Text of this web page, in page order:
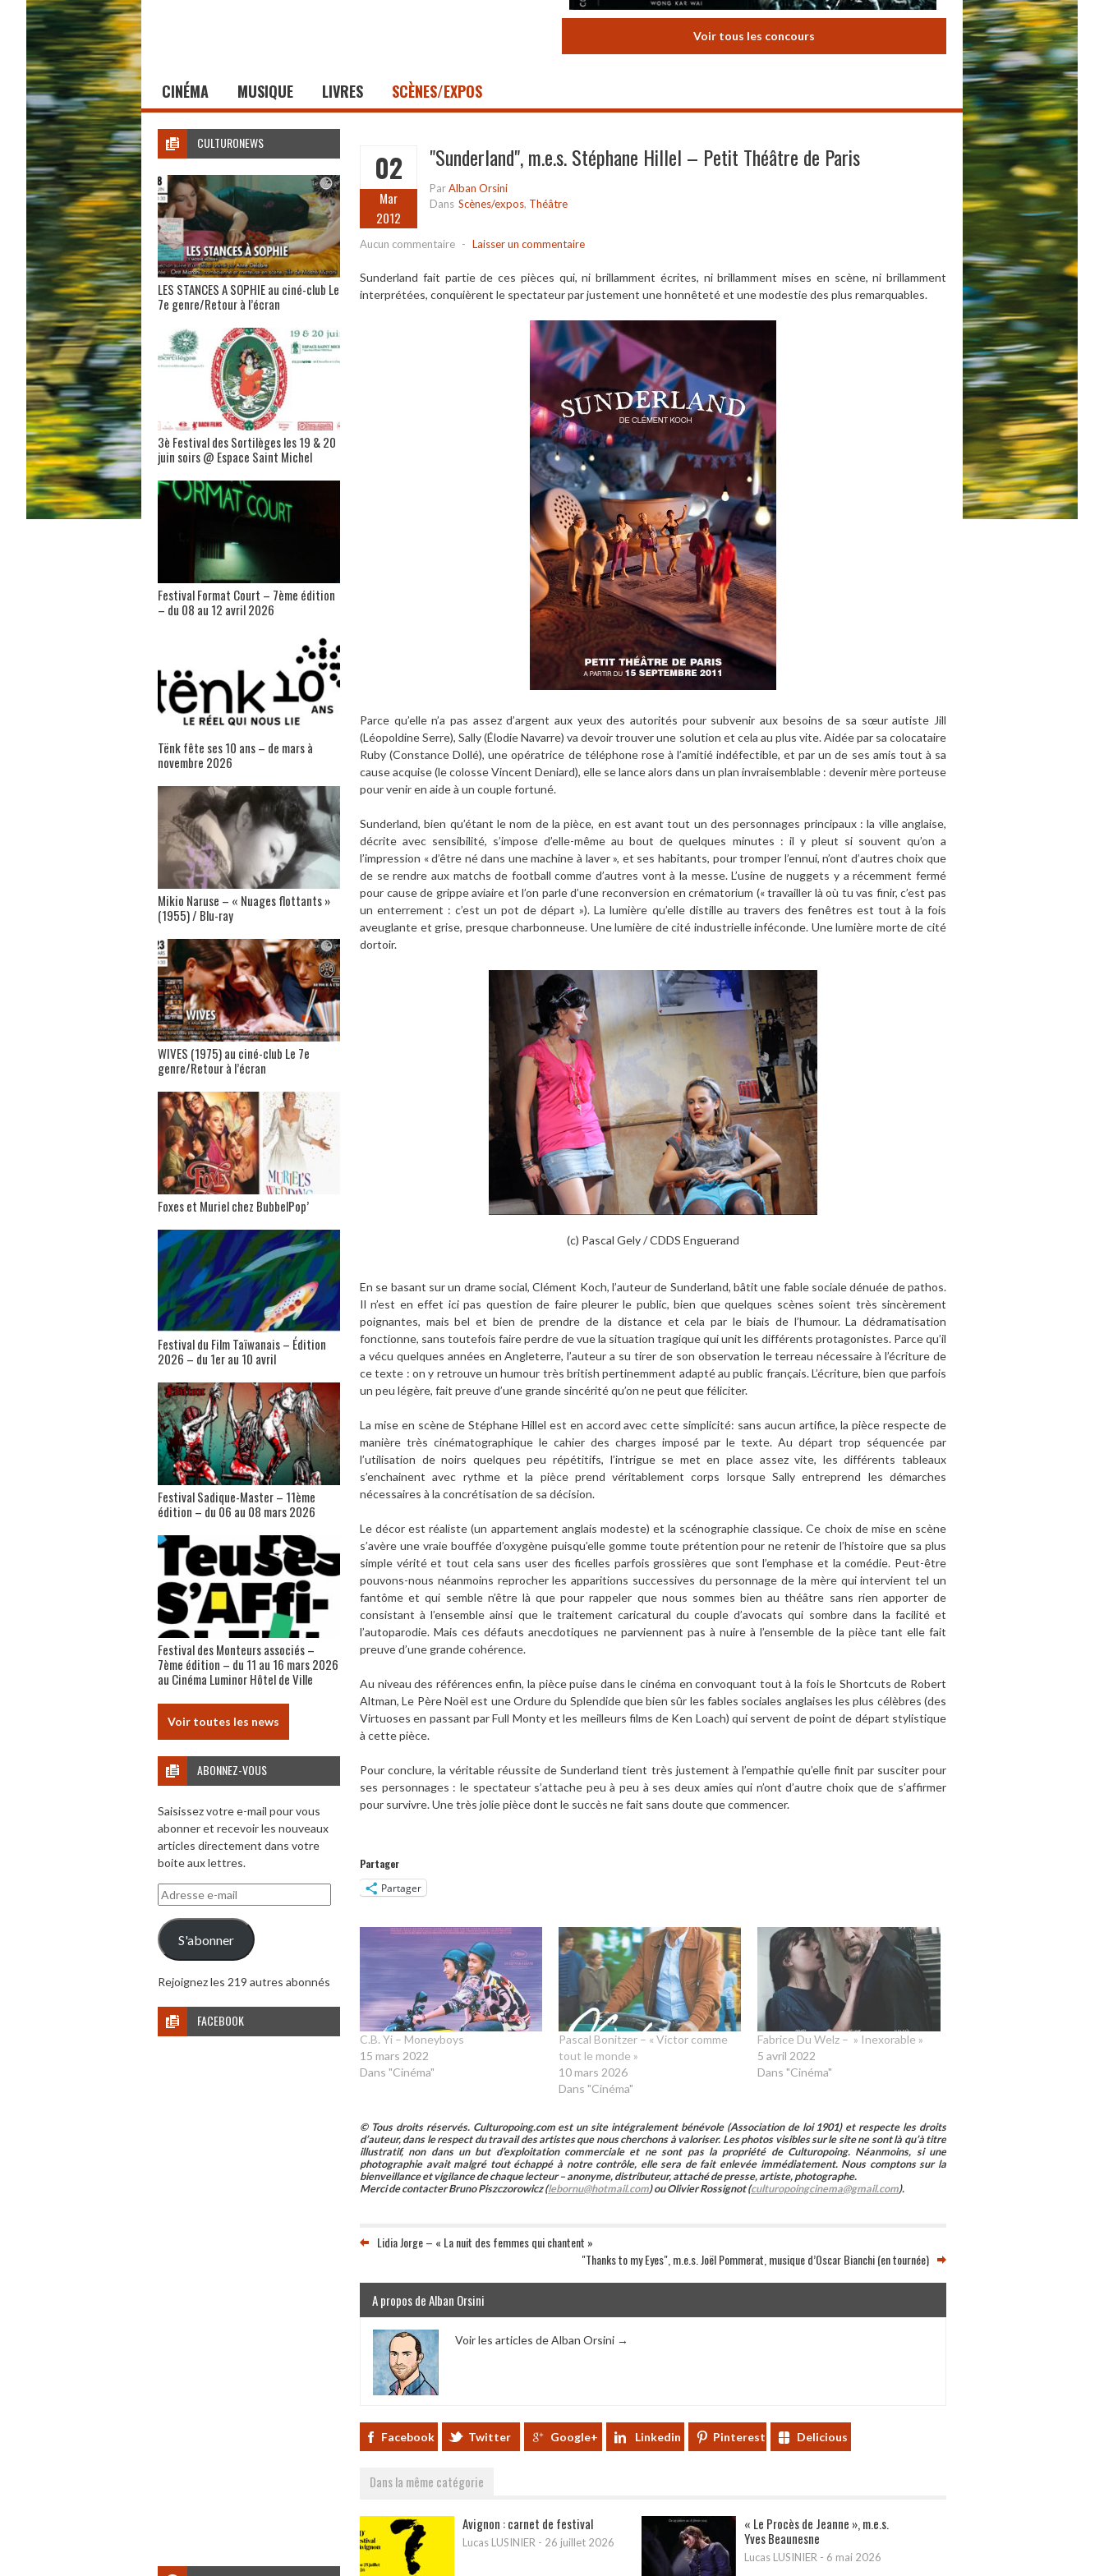
Voir tous les concours
CINÉMA MUSIQUE LIVRES SCÈNES/EXPOS
02
Mar
2012
"Sunderland", m.e.s. Stéphane Hillel – Petit Théâtre de Paris
ParAlban Orsini
Dans Scènes/expos, Théâtre
Aucun commentaire - Laisser un commentaire
Sunderland fait partie de ces pièces qui, ni brillamment écrites, ni brillamment mises en scène, ni brillamment
interprétées, conquièrent le spectateur par justement une honnêteté et une modestie des plus remarquables.
Parce qu’elle n’a pas assez d’argent aux yeux des autorités pour subvenir aux besoins de sa sœur autiste Jill
(Léopoldine Serre), Sally (Élodie Navarre) va devoir trouver une solution et cela au plus vite. Aidée par sa colocataire
Ruby (Constance Dollé), une opératrice de téléphone rose à l’amitié indéfectible, et par un de ses amis tout à sa
cause acquise (le colosseVincent Deniard), elle se lance alors dans un plan invraisemblable : devenir mère porteuse
pour venir en aide à un couple fortuné.
Sunderland, bien qu’étant le nom de la pièce, en est avant tout un des personnages principaux : la ville anglaise,
décrite avec sensibilité, s’impose d’elle-même au bout de quelques minutes : il y pleut si souvent qu’on a
l’impression « d’être né dans une machine à laver », et ses habitants, pour tromper l’ennui, n’ont d’autres choix que
de se rendre aux matchs de football comme d’autres vont à la messe. L’usine de nuggets y a récemment fermé
pour cause de grippe aviaire et l’on parle d’une reconversion en crématorium (« travailler là où tu vas finir, c’est pas
un enterrement : c’est un pot de départ »). La lumière qu’elle distille au travers des fenêtres est tout à la fois
aveuglante et grise, presque charbonneuse. Une lumière de cité industrielle inféconde. Une lumière morte de cité
dortoir.
(c) Pascal Gely / CDDS Enguerand
En se basant sur un drame social,Clément Koch, l’auteur de Sunderland, bâtit une fable sociale dénuée de pathos.
Il n’est en effet ici pas question de faire pleurer le public, bien que quelques scènes soient très sincèrement
poignantes, mais bel et bien de prendre de la distance et cela par le biais de l’humour. La dédramatisation
fonctionne, sans toutefois faire perdre de vue la situation tragique qui unit les différents protagonistes. Parce qu’il
a vécu quelques années en Angleterre, l’auteur a su tirer de son observation le terreau nécessaire à l’écriture de
ce texte : on y retrouve un humour très british pertinemment adapté au public français. L’écriture, bien que parfois
un peu légère, fait preuve d’une grande sincérité qu’on ne peut que féliciter.
La mise en scène deStéphane Hillel est en accord avec cette simplicité: sans aucun artifice, la pièce respecte de
manière très cinématographique le cahier des charges imposé par le texte. Au départ trop séquencée par
l’utilisation de noirs quelques peu répétitifs, l’intrigue se met en place assez vite, les différents tableaux
s’enchainent avec rythme et la pièce prend véritablement corps lorsque Sally entreprend les démarches
nécessaires à la concrétisation de sa décision.
Le décor est réaliste (un appartement anglais modeste) et la scénographie classique. Ce choix de mise en scène
s’avère une vraie bouffée d’oxygène puisqu’elle gomme toute prétention pour ne retenir de l’histoire que sa plus
simple vérité et tout cela sans user des ficelles parfois grossières que sont l’emphase et la comédie. Peut-être
pouvons-nous néanmoins reprocher les apparitions successives du personnage de la mère qui intervient tel un
fantôme et qui semble n’être là que pour rappeler que nous sommes bien au théâtre sans rien apporter de
consistant à l’ensemble ainsi que le traitement caricatural du couple d’avocats qui sombre dans la facilité et
l’autoparodie. Mais ces défauts anecdotiques ne parviennent pas à nuire à l’ensemble de la pièce tant elle fait
preuve d’une grande cohérence.
Au niveau des références enfin, la pièce puise dans le cinéma en convoquant tout à la fois le Shortcuts de Robert
Altman, Le Père Noël est une Ordure du Splendide que bien sûr les fables sociales anglaises les plus célèbres (des
Virtuoses en passant par Full Monty et les meilleurs films de Ken Loach) qui servent de point de départ stylistique
à cette pièce.
Pour conclure, la véritable réussite de Sunderland tient très justement à l’empathie qu’elle finit par susciter pour
ses personnages : le spectateur s’attache peu à peu à ses deux amies qui n’ont d’autre choix que de s’affirmer
pour survivre. Une très jolie pièce dont le succès ne fait sans doute que commencer.
Partager
Partager
C.B. Yi – Moneyboys
15 mars 2022
Dans "Cinéma"
Pascal Bonitzer – « Victor comme
tout le monde »
10 mars 2026
Dans "Cinéma"
Fabrice Du Welz – » Inexorable »
5 avril 2022
Dans "Cinéma"
© Tous droits réservés. Culturopoing.com est un site intégralement bénévole (Association de loi 1901) et respecte les droits
d’auteur, dans le respect du travail des artistes que nous cherchons à valoriser. Les photos visibles sur le site ne sont là qu’à titre
illustratif, non dans un but d’exploitation commerciale et ne sont pas la propriété de Culturopoing. Néanmoins, si une
photographie avait malgré tout échappé à notre contrôle, elle sera de fait enlevée immédiatement. Nous comptons sur la
bienveillance et vigilance de chaque lecteur – anonyme, distributeur, attaché de presse, artiste, photographe.
Merci de contacter Bruno Piszczorowicz (lebornu@hotmail.com) ou Olivier Rossignot (culturopoingcinema@gmail.com).
Lidia Jorge – « La nuit des femmes qui chantent »
"Thanks to my Eyes", m.e.s. Joël Pommerat, musique d’Oscar Bianchi (en tournée)
A propos de Alban Orsini
Voir les articles de Alban Orsini →
Facebook Twitter Google+ Linkedin Pinterest Delicious
Dans la même catégorie
Avignon : carnet de festival
Lucas LUSINIER - 26 juillet 2026
« Le Procès de Jeanne », m.e.s.
Yves Beaunesne
Lucas LUSINIER - 6 mai 2026
CULTURONEWS
LES STANCES A SOPHIE au ciné-club Le
7e genre/Retour à l’écran
3è Festival des Sortilèges les 19 & 20
juin soirs @ Espace Saint Michel
Festival Format Court – 7ème édition
– du 08 au 12 avril 2026
Tënk fête ses 10 ans – de mars à
novembre 2026
Mikio Naruse – « Nuages flottants »
(1955) / Blu-ray
WIVES (1975) au ciné-club Le 7e
genre/Retour à l’écran
Foxes et Muriel chez BubbelPop’
Festival du Film Taïwanais – Édition
2026 – du 1er au 10 avril
Festival Sadique-Master – 11ème
édition – du 06 au 08 mars 2026
Festival des Monteurs associés –
7ème édition – du 11 au 16 mars 2026
au Cinéma Luminor Hôtel de Ville
Voir toutes les news
ABONNEZ-VOUS
Saisissez votre e-mail pour vous
abonner et recevoir les nouveaux
articles directement dans votre
boite aux lettres.
Adresse
e-
mail
S'abonner
Rejoignez les 219 autres abonnés
FACEBOOK